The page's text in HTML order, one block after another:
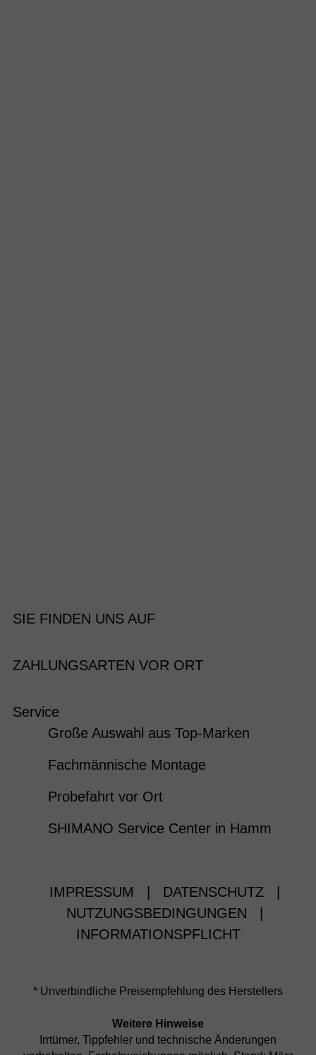
SIE FINDEN UNS AUF
ZAHLUNGSARTEN VOR ORT
Service
Große Auswahl aus Top-Marken
Fachmännische Montage
Probefahrt vor Ort
SHIMANO Service Center in Hamm
IMPRESSUM DATENSCHUTZ
NUTZUNGSBEDINGUNGEN
INFORMATIONSPFLICHT
* Unverbindliche Preisempfehlung des Herstellers
Weitere Hinweise
Irrtümer, Tippfehler und technische Änderungen